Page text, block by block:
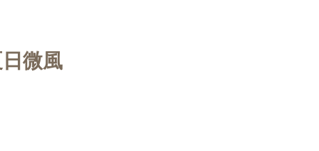
微風